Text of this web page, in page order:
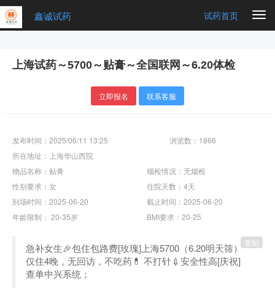
鑫诚试药 试药首页
上海试药～5700～贴膏～全国联网～6.20体检
立即报名 联系客服
发布时间：2025/06/11 13:25
浏览数：1866
所在地址：上海华山西院
物品名称：贴膏
烟检情况：无烟检
性别要求：女
住院天数：4天
到场时间：2025-06-20
截止时间：2025-06-20
年龄限制： 20-35岁
BMI要求：20-25
急补女生🎉包住包路费[玫瑰]上海5700（6.20明天筛）
仅住4晚，无回访，不吃药💊 不打针💉安全性高[庆祝]
查单中兴系统；
复制